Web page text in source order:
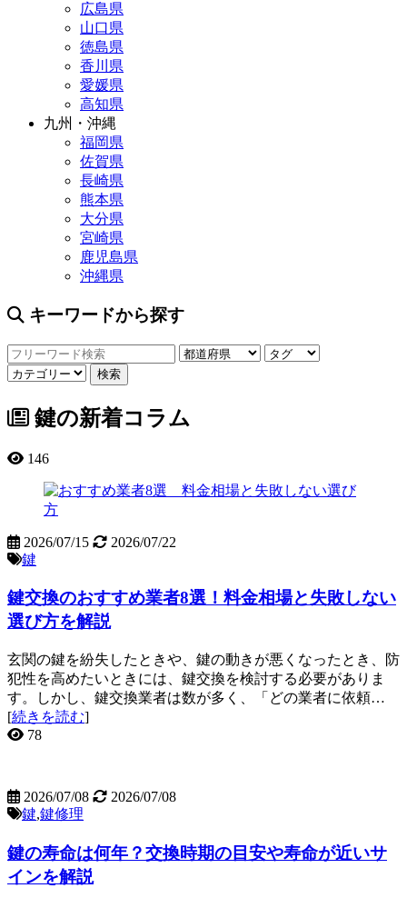
広島県
山口県
徳島県
香川県
愛媛県
高知県
九州・沖縄
福岡県
佐賀県
長崎県
熊本県
大分県
宮崎県
鹿児島県
沖縄県
キーワードから探す
鍵の新着コラム
146
2026/07/15
2026/07/22
鍵
鍵交換のおすすめ業者8選！料金相場と失敗しない
選び方を解説
玄関の鍵を紛失したときや、鍵の動きが悪くなったとき、防
犯性を高めたいときには、鍵交換を検討する必要がありま
す。しかし、鍵交換業者は数が多く、「どの業者に依頼…
[続きを読む]
78
2026/07/08
2026/07/08
鍵,鍵修理
鍵の寿命は何年？交換時期の目安や寿命が近いサ
インを解説